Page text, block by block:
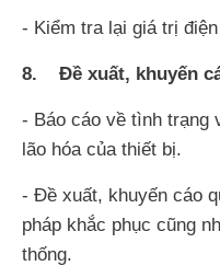
- Kiểm tra lại giá trị
8. Đề xuất, khuyến
- Báo cáo về tình trạng
lão hóa của thiết bị.
- Đề xuất, khuyến cáo
pháp khắc phục cũng
thống.